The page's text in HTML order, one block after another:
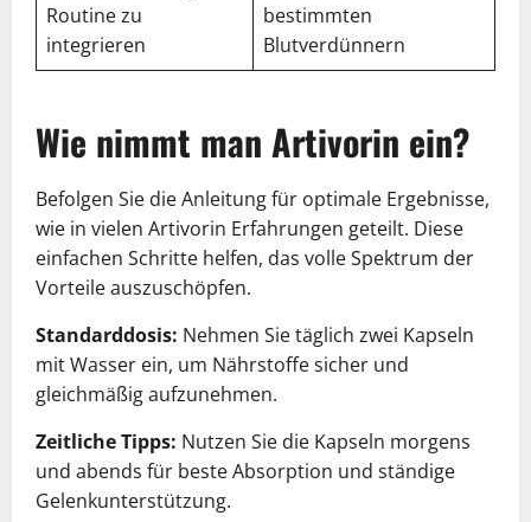
Routine zu
integrieren
bestimmten
Blutverdünnern
Wie nimmt man Artivorin ein?
Befolgen Sie die Anleitung für optimale Ergebnisse,
wie in vielen Artivorin Erfahrungen geteilt. Diese
einfachen Schritte helfen, das volle Spektrum der
Vorteile auszuschöpfen.
Standarddosis: Nehmen Sie täglich zwei Kapseln
mit Wasser ein, um Nährstoffe sicher und
gleichmäßig aufzunehmen.
Zeitliche Tipps: Nutzen Sie die Kapseln morgens
und abends für beste Absorption und ständige
Gelenkunterstützung.